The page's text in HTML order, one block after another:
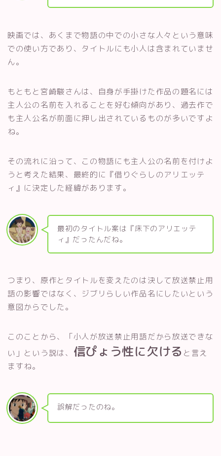
映画では、あくまで物語の中での小さな人々という意味
での使い方であり、タイトルにも小人は含まれていませ
ん。
もともと宮崎駿さんは、自身が手掛けた作品の題名には
主人公の名前を入れることを好む傾向があり、過去作で
も主人公名が前面に押し出されているものが多いですよ
ね。
その流れに沿って、この物語にも主人公の名前を付けよ
うと考えた結果、最終的に『借りぐらしのアリエッテ
ィ』に決定した経緯があります。
最初のタイトル案は『床下のアリエッテ
ィ』だったんだね。
つまり、原作とタイトルを変えたのは決して放送禁止用
語の影響ではなく、ジブリらしい作品名にしたいという
意図からでした。
このことから、「小人が放送禁止用語だから放送できな
い」という説は、 信ぴょう性に欠ける と言え
ますね。
誤解だったのね。